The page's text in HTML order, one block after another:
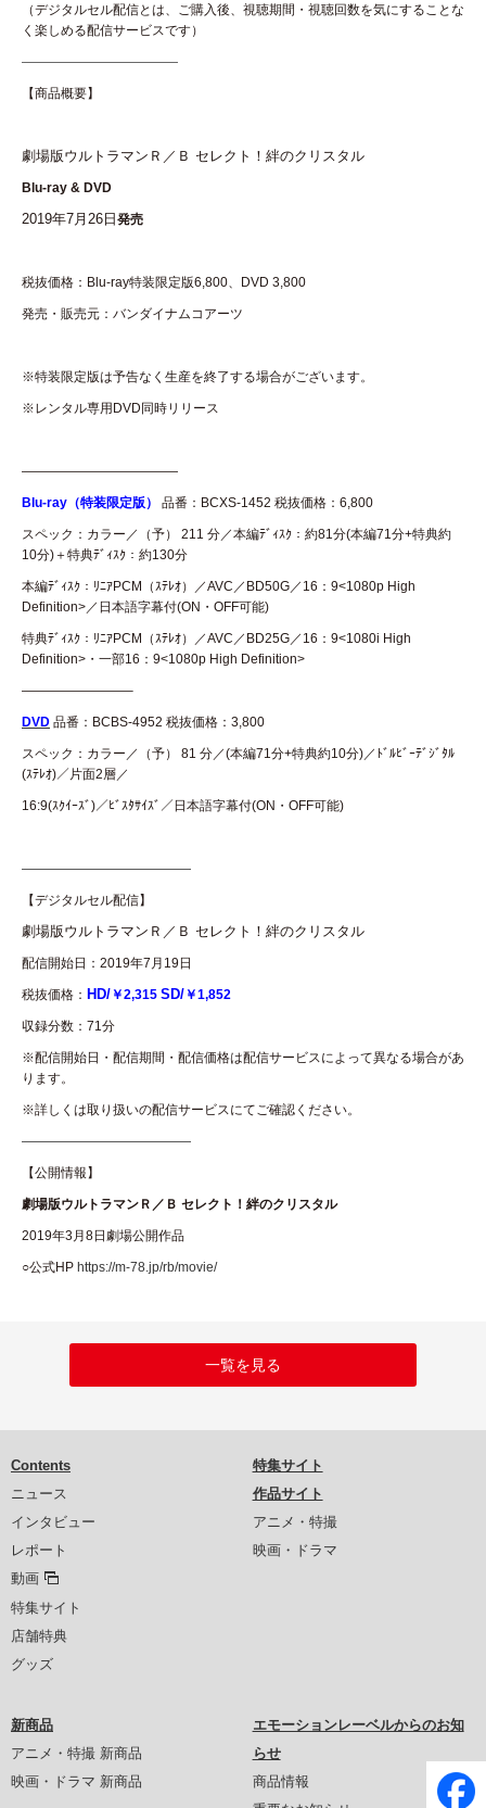
（デジタルセル配信とは、ご購入後、視聴期間・視聴回数を気にすることな
く楽しめる配信サービスです）
————————————
【商品概要】
劇場版ウルトラマンＲ／Ｂ セレクト！絆のクリスタル
Blu-ray & DVD
2019年7月26日 発売
税抜価格： Blu-ray特装限定版6,800、 DVD 3,800
発売・販売元： バンダイナムコアーツ
※特装限定版は予告なく生産を終了する場合がございます。
※レンタル専用DVD同時リリース
————————————
Blu-ray（特装限定版） 品番：BCXS-1452 税抜価格：6,800
スペック：カラー／（予） 211 分／本編ﾃﾞｨｽｸ：約81分(本編71分+特典約
10分)＋特典ﾃﾞｨｽｸ：約130分
本編ﾃﾞｨｽｸ：ﾘﾆｱPCM（ｽﾃﾚｵ）／AVC／BD50G／16：9<1080p High
Definition>／日本語字幕付(ON・OFF可能)
特典ﾃﾞｨｽｸ：ﾘﾆｱPCM（ｽﾃﾚｵ）／AVC／BD25G／16：9<1080i High
Definition>・一部16：9<1080p High Definition>
————————–
DVD 品番：BCBS-4952 税抜価格：3,800
スペック：カラー／（予） 81 分／(本編71分+特典約10分)／ﾄﾞﾙﾋﾞｰﾃﾞｼﾞﾀﾙ
(ｽﾃﾚｵ)／片面2層／
16:9(ｽｸｲｰｽﾞ)／ﾋﾞｽﾀｻｲｽﾞ／日本語字幕付(ON・OFF可能)
————————————
【デジタルセル配信】
劇場版ウルトラマンＲ／Ｂ セレクト！絆のクリスタル
配信開始日：2019年7月19日
税抜価格： HD/ ￥2,315 SD/ ￥1,852
収録分数：71分
※配信開始日・配信期間・配信価格は配信サービスによって異なる場合があ
ります。
※詳しくは取り扱いの配信サービスにてご確認ください。
————————————
【公開情報】
劇場版ウルトラマンＲ／Ｂ セレクト！絆のクリスタル
2019年3月8日劇場公開作品
○公式HP https://m-78.jp/rb/movie/
一覧を見る
Contents
ニュース
インタビュー
レポート
動画
特集サイト
店舗特典
グッズ
特集サイト
作品サイト
アニメ・特撮
映画・ドラマ
新商品
アニメ・特撮 新商品
映画・ドラマ 新商品
エモーションレーベルからのお知
らせ
商品情報